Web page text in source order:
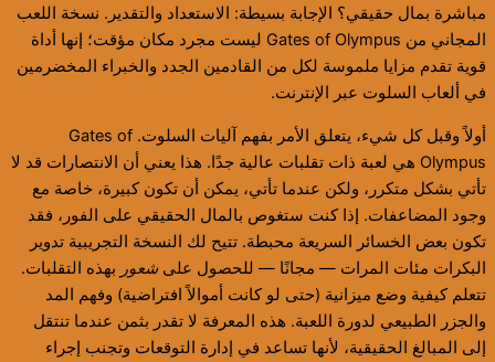
مباشرة بمال حقيقي؟ الإجابة بسيطة: الاستعداد والتقدير. نسخة اللعب
المجاني من Gates of Olympus ليست مجرد مكان مؤقت؛ إنها أداة
قوية تقدم مزايا ملموسة لكل من القادمين الجدد والخبراء المخضرمين
في ألعاب السلوت عبر الإنترنت.
أولاً وقبل كل شيء، يتعلق الأمر بفهم آليات السلوت. Gates of
Olympus هي لعبة ذات تقلبات عالية جدًا. هذا يعني أن الانتصارات قد لا
تأتي بشكل متكرر، ولكن عندما تأتي، يمكن أن تكون كبيرة، خاصة مع
وجود المضاعفات. إذا كنت ستغوص بالمال الحقيقي على الفور، فقد
تكون بعض الخسائر السريعة محبطة. تتيح لك النسخة التجريبية تدوير
البكرات مئات المرات — مجانًا — للحصول علىشعور بهذه التقلبات.
تتعلم كيفية وضع ميزانية (حتى لو كانت أموالاً افتراضية) وفهم المد
والجزر الطبيعي لدورة اللعبة. هذه المعرفة لا تقدر بثمن عندما تنتقل
إلى المبالغ الحقيقية، لأنها تساعد في إدارة التوقعات وتجنب إجراء